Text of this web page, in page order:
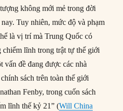
không mới mẻ trong đời
Tuy nhiên, mức độ và phạm
là vị trí mà Trung Quốc có
chiếm lĩnh trong trật tự thế giới
vấn đề đang được các nhà
sách trên toàn thế giới
Fenby, trong cuốn sách
lĩnh thế kỷ 21” (Will China